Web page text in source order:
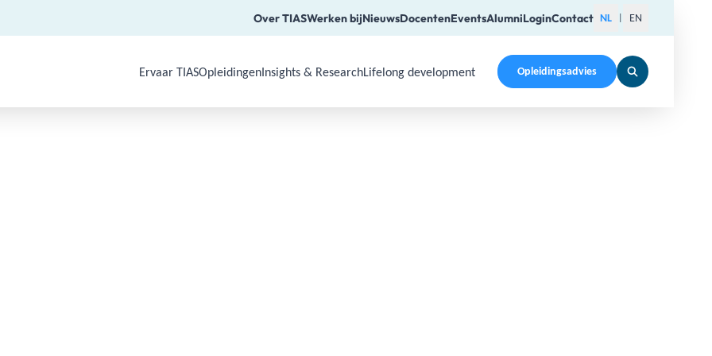
Over TIASWerken bijNieuwsDocentenEventsAlumniLoginContact NL EN
Use Arrow Down, Enter or Space to open a submenu. Use Arrow Up, Home, End to navigate items
Ervaar TIASOpleidingenInsights & ResearchLifelong development Opleidingsadvies